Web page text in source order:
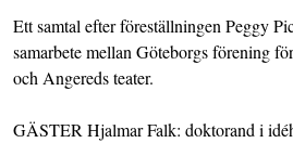
Ett samtal efter föreställningen Peggy
samarbete mellan Göteborgs förening
och Angereds teater.
GÄSTER Hjalmar Falk: doktorand i